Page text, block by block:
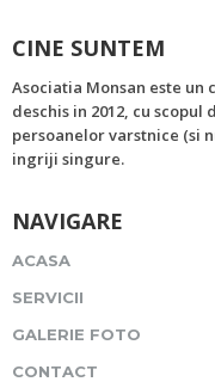
CINE SUNTEM
Asociatia Monsan este
deschis in 2012, cu
persoanelor varstnice (si
ingriji singure.
NAVIGARE
ACASA
SERVICII
GALERIE FOTO
CONTACT